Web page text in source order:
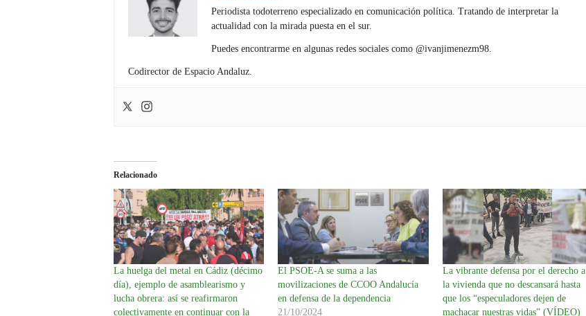
Periodista todoterreno especializado en comunicación política. Tratando de interpretar la
actualidad con la mirada puesta en el sur.
Puedes encontrarme en algunas redes sociales como @ivanjimenezm98.
Codirector de Espacio Andaluz.
Relacionado
La huelga del metal en Cádiz (décimo
día), ejemplo de asamblearismo y
lucha obrera: así se reafirmaron
colectivamente en continuar con la
El PSOE-A se suma a las
movilizaciones de CCOO Andalucía
en defensa de la dependencia
21/10/2024
La vibrante defensa por el derecho a
la vivienda que no descansará hasta
que los “especuladores dejen de
machacar nuestras vidas” (VÍDEO)